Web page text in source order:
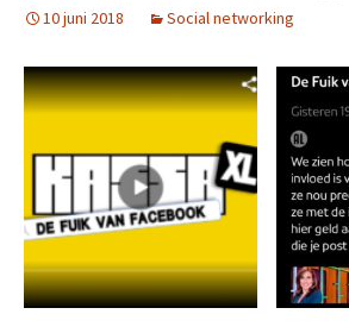
10 juni 2018 Social networking